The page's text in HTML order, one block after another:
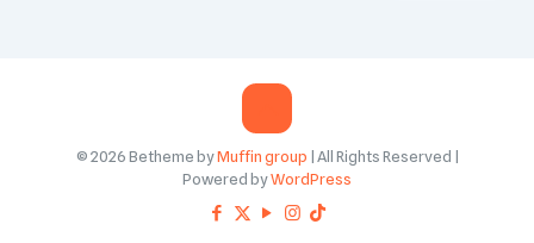
© 2026 Betheme byMuffin group | All Rights Reserved |
Powered byWordPress